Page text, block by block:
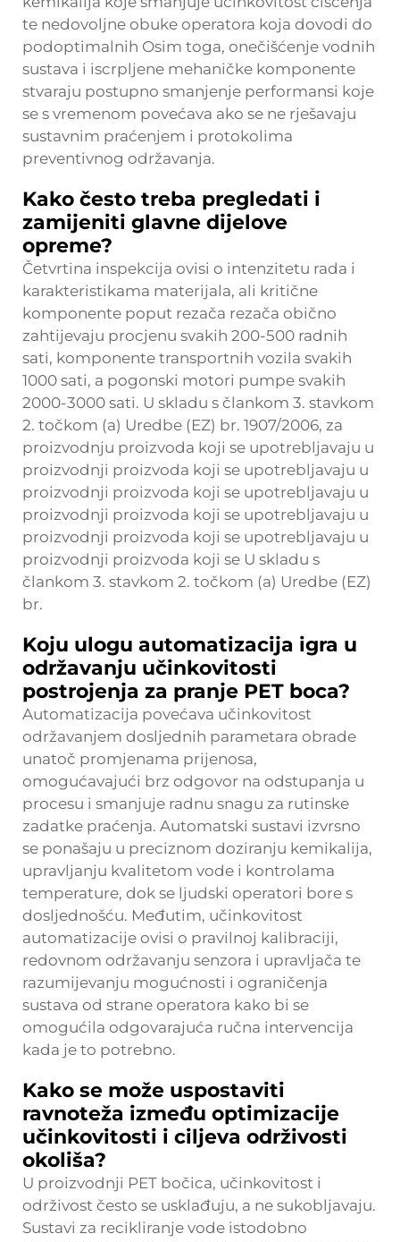
te nedovoljne obuke operatora koja dovodi do
podoptimalnih Osim toga, onečišćenje vodnih
sustava i iscrpljene mehaničke komponente
stvaraju postupno smanjenje performansi koje
se s vremenom povećava ako se ne rješavaju
sustavnim praćenjem i protokolima
preventivnog održavanja.
Kako često treba pregledati i
zamijeniti glavne dijelove
opreme?
Četvrtina inspekcija ovisi o intenzitetu rada i
karakteristikama materijala, ali kritične
komponente poput rezača rezača obično
zahtijevaju procjenu svakih 200-500 radnih
sati, komponente transportnih vozila svakih
1000 sati, a pogonski motori pumpe svakih
2000-3000 sati. U skladu s člankom 3. stavkom
2. točkom (a) Uredbe (EZ) br. 1907/2006, za
proizvodnju proizvoda koji se upotrebljavaju u
proizvodnji proizvoda koji se upotrebljavaju u
proizvodnji proizvoda koji se upotrebljavaju u
proizvodnji proizvoda koji se upotrebljavaju u
proizvodnji proizvoda koji se upotrebljavaju u
proizvodnji proizvoda koji se U skladu s
člankom 3. stavkom 2. točkom (a) Uredbe (EZ)
br.
Koju ulogu automatizacija igra u
održavanju učinkovitosti
postrojenja za pranje PET boca?
Automatizacija povećava učinkovitost
održavanjem dosljednih parametara obrade
unatoč promjenama prijenosa,
omogućavajući brz odgovor na odstupanja u
procesu i smanjuje radnu snagu za rutinske
zadatke praćenja. Automatski sustavi izvrsno
se ponašaju u preciznom doziranju kemikalija,
upravljanju kvalitetom vode i kontrolama
temperature, dok se ljudski operatori bore s
dosljednošću. Međutim, učinkovitost
automatizacije ovisi o pravilnoj kalibraciji,
redovnom održavanju senzora i upravljača te
razumijevanju mogućnosti i ograničenja
sustava od strane operatora kako bi se
omogućila odgovarajuća ručna intervencija
kada je to potrebno.
Kako se može uspostaviti
ravnoteža između optimizacije
učinkovitosti i ciljeva održivosti
okoliša?
U proizvodnji PET bočica, učinkovitost i
održivost često se usklađuju, a ne sukobljavaju.
Sustavi za recikliranje vode istodobno